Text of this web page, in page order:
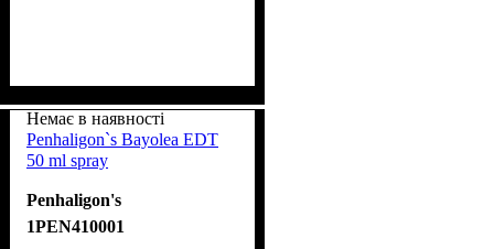
Немає в наявності
Penhaligon`s Bayolea EDT
50 ml spray
Penhaligon's
1PEN410001